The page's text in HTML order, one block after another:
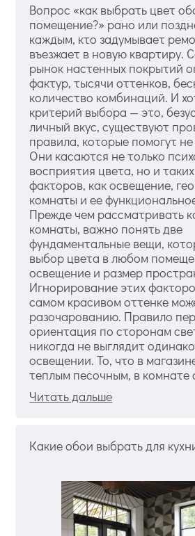
Вопрос «как выбрать цвет
помещение?» рано или
каждым, кто задумывает
въезжает в новую квартиру.
рынок настенных покрытий
фактур, тысячи оттенков,
количество комбинаций. И
критерий выбора — это,
личный вкус, существуют
правила, которые помогут
Они касаются не только
восприятия цвета, но и
факторов, как освещение,
комнаты и ее
Прежде чем рассматривать
комнаты, важно понять две
фундаментальные вещи,
выбор цвета в любом
освещение и размер
Игнорирование этих
самом красивом оттенке
разочарованию. Правило
ориентация по сторонам
никогда не выглядит
освещении. То, что в
теплым песочным, в комнате
Читать дальше
Какие обои выбрать для